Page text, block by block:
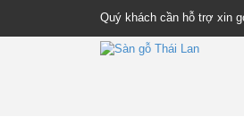
Quý khách cần hỗ trợ xin